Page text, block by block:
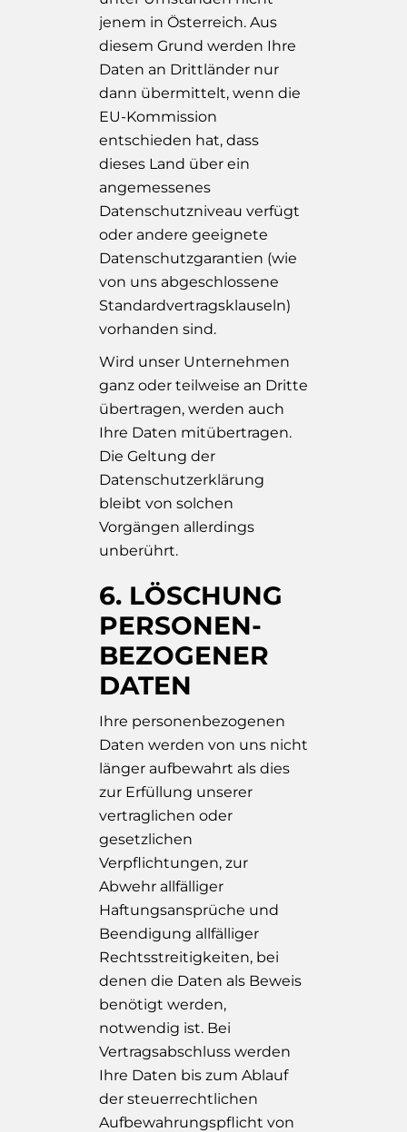
jenem in Österreich. Aus
diesem Grund werden Ihre
Daten an Drittländer nur
dann übermittelt, wenn die
EU-Kommission
entschieden hat, dass
dieses Land über ein
angemessenes
Datenschutzniveau verfügt
oder andere geeignete
Datenschutzgarantien (wie
von uns abgeschlossene
Standardvertragsklauseln)
vorhanden sind.
Wird unser Unternehmen
ganz oder teilweise an Dritte
übertragen, werden auch
Ihre Daten mitübertragen.
Die Geltung der
Datenschutzerklärung
bleibt von solchen
Vorgängen allerdings
unberührt.
6. LÖSCHUNG
PERSONEN­
BEZOGENER
DATEN
Ihre personenbezogenen
Daten werden von uns nicht
länger aufbewahrt als dies
zur Erfüllung unserer
vertraglichen oder
gesetzlichen
Verpflichtungen, zur
Abwehr allfälliger
Haftungsansprüche und
Beendigung allfälliger
Rechtsstreitigkeiten, bei
denen die Daten als Beweis
benötigt werden,
notwendig ist. Bei
Vertragsabschluss werden
Ihre Daten bis zum Ablauf
der steuerrechtlichen
Aufbewahrungspflicht von